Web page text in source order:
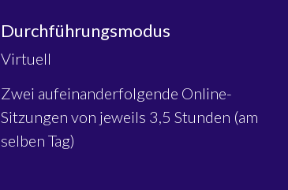
Durchführungsmodus​
Virtuell
Zwei aufeinanderfolgende Online-
Sitzungen von jeweils 3,5 Stunden (am
selben Tag)